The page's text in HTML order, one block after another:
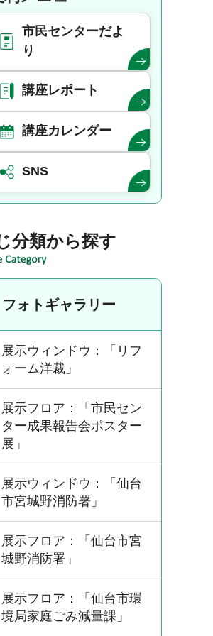
市民センターだよ
り
講座レポート
講座カレンダー
SNS
分類から探す
フォトギャラリー
展示ウィンドウ：「リフ
ォーム洋裁」
展示フロア：「市民セン
ター成果報告会ポスター
展」
展示ウィンドウ：「仙台
市宮城野消防署」
展示フロア：「仙台市宮
城野消防署」
展示フロア：「仙台市環
境局家庭ごみ減量課」